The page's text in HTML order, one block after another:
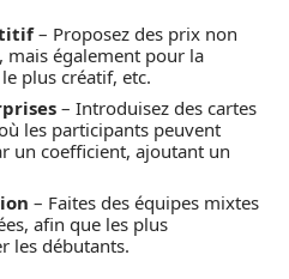
– Proposez des prix non
mais également pour la
plus créatif, etc.
– Introduisez des cartes
les participants peuvent
un coefficient, ajoutant un
– Faites des équipes mixtes
afin que les plus
les débutants.